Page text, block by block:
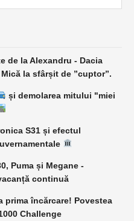
de la Alexandru - Dacia
la sfârșit de ”cuptor”.
și demolarea mitului "miei
S31 și efectul
Puma și Megane -
continuă
prima încărcare! Povestea
Challenge